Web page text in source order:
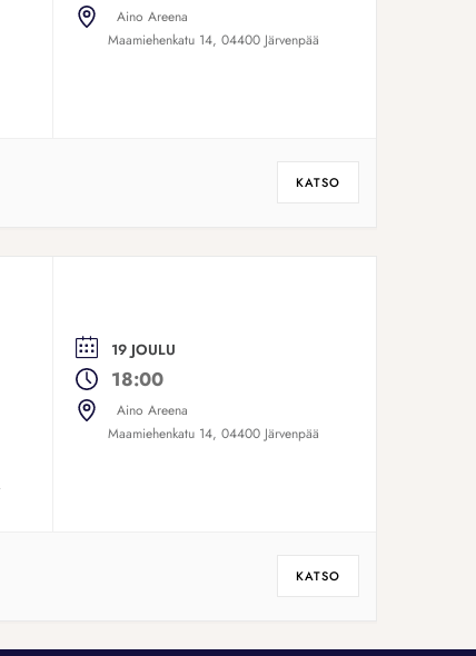
Aino Areena
Maamiehenkatu 14, 04400 Järvenpää
KATSO
19 JOULU
18:00
Aino Areena
Maamiehenkatu 14, 04400 Järvenpää
KATSO